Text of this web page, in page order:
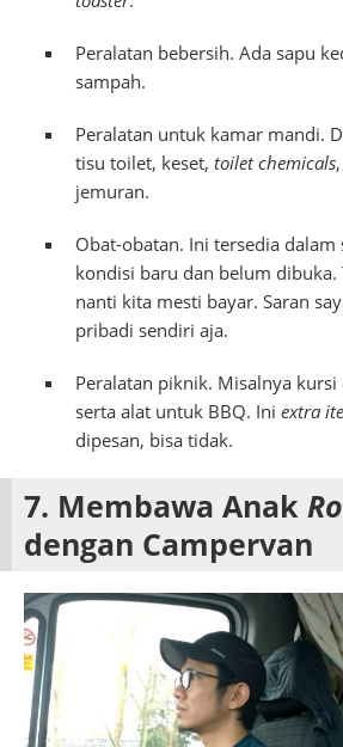
Peralatan bebersih. Ada sapu
sampah.
Peralatan untuk kamar mandi.
tisu toilet, keset, toilet chemicals
jemuran.
Obat-obatan. Ini tersedia
kondisi baru dan belum dibuka.
nanti kita mesti bayar. Saran
pribadi sendiri aja.
Peralatan piknik. Misalnya
serta alat untuk BBQ. Ini extra
dipesan, bisa tidak.
7. Membawa Anak
dengan Campervan